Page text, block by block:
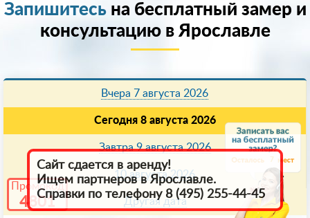
7
Промокод
4801
Запишитесьна бесплатный замер и
консультацию в Ярославле
Вчера 7 августа 2026
Сегодня 8 августа 2026
Завтра 9 августа 2026
10 августа 2026
Другая дата
Сайт сдается в аренду!
Ищем партнеров в Ярославле.
Справки по телефону 8 (495) 255-44-45